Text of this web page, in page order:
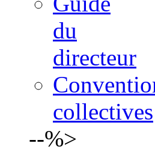
du
directeur
collectives
--%>